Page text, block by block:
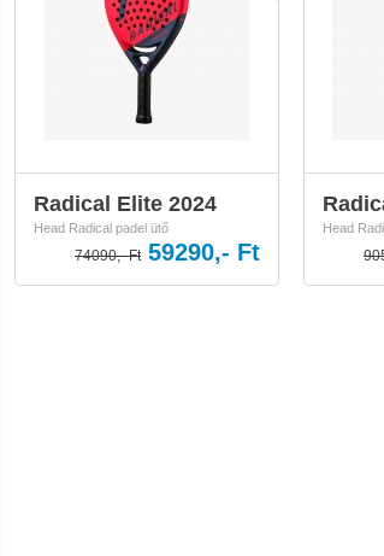
Radical Elite 2024
Head Radical padel ütő
74090,- Ft 59290,- Ft
Head